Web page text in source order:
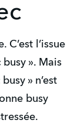
l’issue
». Mais
» n’est
busy